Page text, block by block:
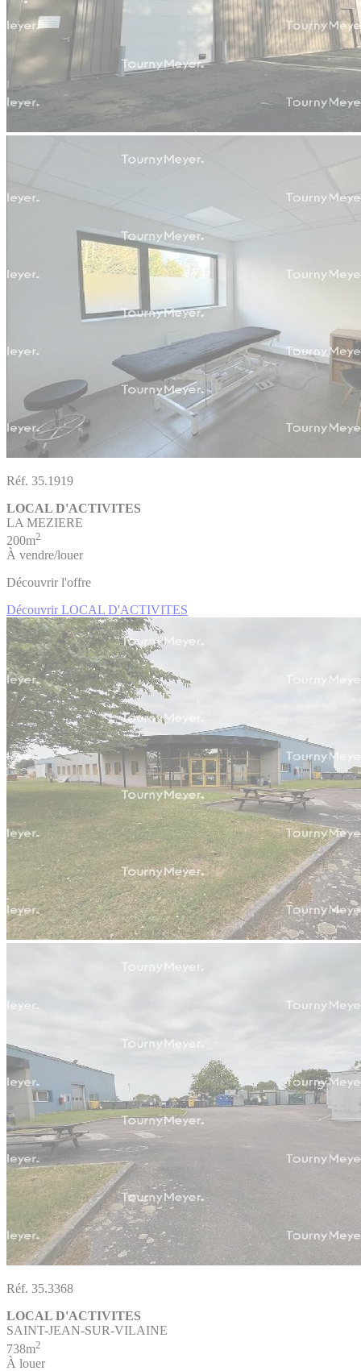
Réf. 35.1919
LOCAL D'ACTIVITES
LA MEZIERE
200m2
À vendre/louer
Découvrir l'offre
Découvrir LOCAL D'ACTIVITES
Réf. 35.3368
LOCAL D'ACTIVITES
SAINT-JEAN-SUR-VILAINE
738m2
À louer